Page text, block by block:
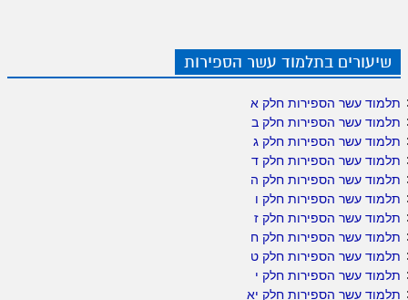
שיעורים בתלמוד עשר הספירות
תלמוד עשר הספירות חלק א
תלמוד עשר הספירות חלק ב
תלמוד עשר הספירות חלק ג
תלמוד עשר הספירות חלק ד
תלמוד עשר הספירות חלק ה
תלמוד עשר הספירות חלק ו
תלמוד עשר הספירות חלק ז
תלמוד עשר הספירות חלק ח
תלמוד עשר הספירות חלק ט
תלמוד עשר הספירות חלק י
תלמוד עשר הספירות חלק יא